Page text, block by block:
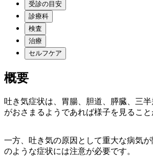
受診の目安
診療科
検査
治療
セルフケア
概要
吐き気症状は、胃腸、胆道、膵臓、三
がおさまるようであれば様子を見ること
一方、吐き気の原因として重大な病気
のような症状には注意が必要です。